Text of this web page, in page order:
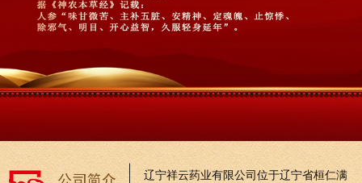
辽宁祥云药业有限公司位于辽宁省桓仁满